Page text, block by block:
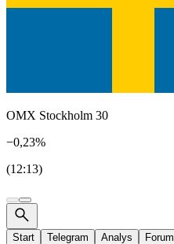
OMX Stockholm 30
−0,23%
(12:13)
Start Telegram Analys Forum